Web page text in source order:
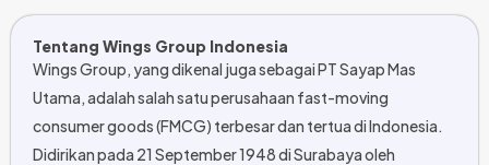
Tentang Wings Group Indonesia
Wings Group, yang dikenal juga sebagai PT Sayap Mas
Utama, adalah salah satu perusahaan fast-moving
consumer goods (FMCG) terbesar dan tertua di Indonesia.
Didirikan pada 21 September 1948 di Surabaya oleh